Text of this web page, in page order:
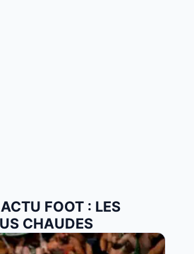
FOOT : LES
CHAUDES